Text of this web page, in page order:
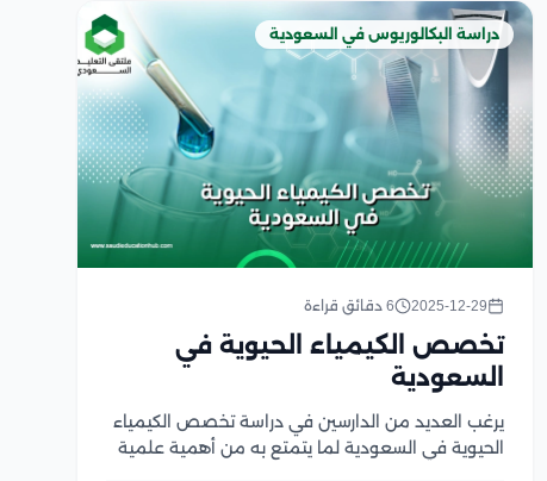
دراسة البكالوريوس في السعودية
2025-12-29 6 دقائق قراءة
تخصص الكيمياء الحيوية في
السعودية
يرغب العديد من الدارسين في دراسة تخصص الكيمياء
الحيوية في السعودية لما يتمتع به من أهمية علمية